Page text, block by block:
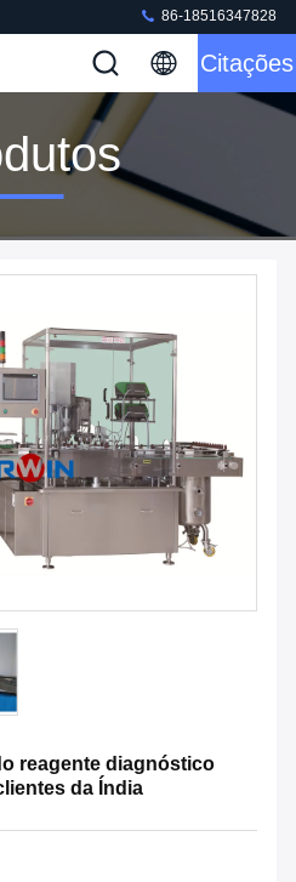
86-18516347828
Citações
reagente diagnóstico
da Índia